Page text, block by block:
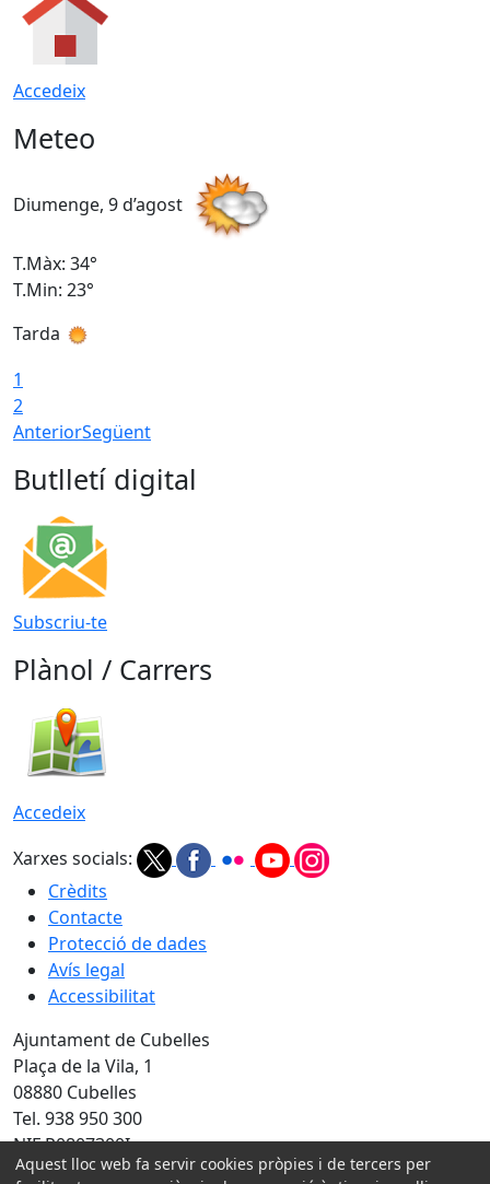
Accedeix
Meteo
Diumenge, 9 d’agost
T.Màx: 34°
T.Min: 23°
Tarda
1
2
AnteriorSegüent
Butlletí digital
Subscriu-te
Plànol / Carrers
Accedeix
Xarxes socials:
Crèdits
Contacte
Protecció de dades
Avís legal
Accessibilitat
Ajuntament de Cubelles
Plaça de la Vila, 1
08880 Cubelles
Tel. 938 950 300
NIF P0807300I
Aquest lloc web fa servir cookies pròpies i de tercers per